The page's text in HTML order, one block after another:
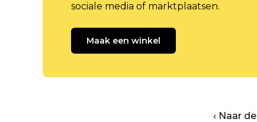
sociale media of marktplaatsen.
Maak een winkel
‹ Naar